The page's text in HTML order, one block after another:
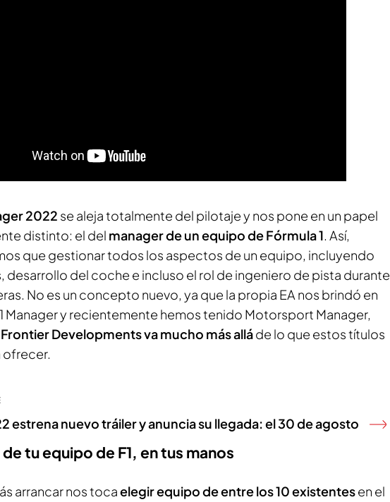
2022 se aleja totalmente del pilotaje y nos pone en un papel
distinto: el del manager de un equipo de Fórmula 1. Así,
que gestionar todos los aspectos de un equipo, incluyendo
desarrollo del coche e incluso el rol de ingeniero de pista durante
No es un concepto nuevo, ya que la propia EA nos brindó en
Manager y recientemente hemos tenido Motorsport Manager,
Frontier Developments va mucho más alláde lo que estos títulos
estrena nuevo tráiler y anuncia su llegada: el 30 de agosto
tu equipo de F1, en tus manos
arrancar nos tocaelegir equipo de entre los 10 existentesen el